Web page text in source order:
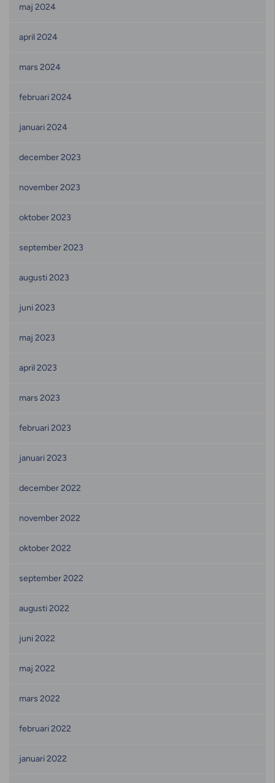
maj 2024
april 2024
mars 2024
februari 2024
januari 2024
december 2023
november 2023
oktober 2023
september 2023
augusti 2023
juni 2023
maj 2023
april 2023
mars 2023
februari 2023
januari 2023
december 2022
november 2022
oktober 2022
september 2022
augusti 2022
juni 2022
maj 2022
mars 2022
februari 2022
januari 2022